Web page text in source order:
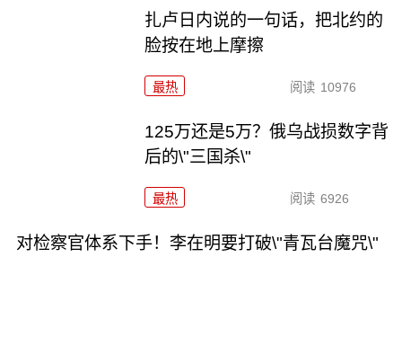
扎卢日内说的一句话，把北约的
脸按在地上摩擦
最热 阅读 10976
125万还是5万？俄乌战损数字背
后的\"三国杀\"
最热 阅读 6926
对检察官体系下手！李在明要打破\"青瓦台魔咒\"